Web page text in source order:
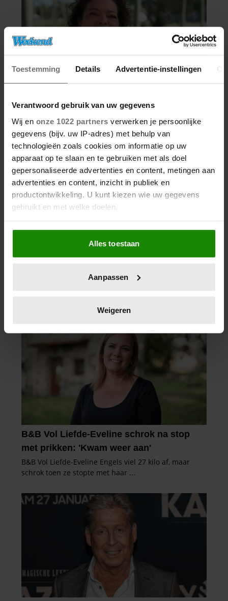
Toestemming Details Advertentie-instellingen
Verantwoord gebruik van uw gegevens
Wij en onze 1022 partners verwerken je persoonlijke
gegevens (bijv. uw IP-adres) met behulp van
technologieën zoals cookies om informatie op uw
apparaat op te slaan en te gebruiken met als doel
gepersonaliseerde advertenties en content, metingen aan
advertenties en content, inzicht in publiek en
productontwikkeling. U kunt kiezen wie uw gegevens
gebruikt en met welke doelen.
Als u het toestaat, willen we ook graag:
Informatie verzamelen over uw geografische
locatie, die tot een paar meter nauwkeurig kan zijn
scannen op specifieke eigenschappen (fingerprinting)
verwerkt en stel uw voorkeuren in het
intrekken in de Cookieverklaring.
We gebruiken cookies om content en advertenties te
personaliseren, om functies voor social media te bieden
en om ons websiteverkeer te analyseren. Ook delen we
informatie over uw gebruik van onze site met onze
partners voor social media, adverteren en analyse. Deze
partners kunnen deze gegevens combineren met andere
informatie die u aan ze heeft verstrekt of die ze hebben
verzameld op basis van uw gebruik van hun services. U
gaat akkoord met onze cookies als u onze website blijft
gebruiken.
Alles toestaan
Aanpassen
Weigeren